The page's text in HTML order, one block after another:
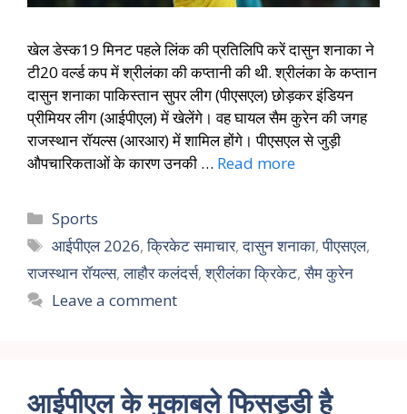
खेल डेस्क19 मिनट पहले लिंक की प्रतिलिपि करें दासुन शनाका ने
टी20 वर्ल्ड कप में श्रीलंका की कप्तानी की थी. श्रीलंका के कप्तान
दासुन शनाका पाकिस्तान सुपर लीग (पीएसएल) छोड़कर इंडियन
प्रीमियर लीग (आईपीएल) में खेलेंगे। वह घायल सैम कुरेन की जगह
राजस्थान रॉयल्स (आरआर) में शामिल होंगे। पीएसएल से जुड़ी
औपचारिकताओं के कारण उनकी … Read more
Sports
आईपीएल 2026,क्रिकेट समाचार,दासुन शनाका,पीएसएल,
राजस्थान रॉयल्स,लाहौर कलंदर्स,श्रीलंका क्रिकेट,सैम कुरेन
Leave a comment
आईपीएल के मुकाबले फिसड्डी है